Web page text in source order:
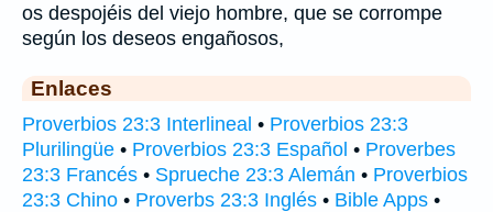
os despojéis del viejo hombre, que se corrompe
según los deseos engañosos,
Enlaces
Proverbios 23:3 Interlineal • Proverbios 23:3
Plurilingüe • Proverbios 23:3 Español • Proverbes
23:3 Francés • Sprueche 23:3 Alemán • Proverbios
23:3 Chino • Proverbs 23:3 Inglés • Bible Apps •